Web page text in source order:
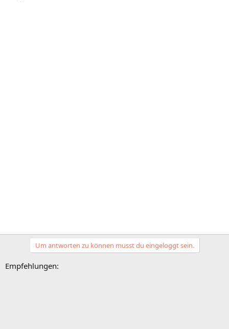
Um antworten zu können musst du eingeloggt sein.
Empfehlungen: